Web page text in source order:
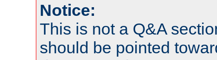
Notice:
This is not a Q&A
should be pointed